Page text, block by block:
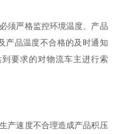
须严格监控环境温度、产品
产品温度不合格的及时通知
要求的对物流车主进行索
产速度不合理造成产品积压